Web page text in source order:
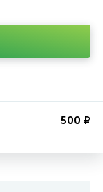
500 ₽